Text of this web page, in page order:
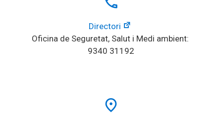
Directori
Oficina de Seguretat, Salut i Medi ambient:
9340 31192
place